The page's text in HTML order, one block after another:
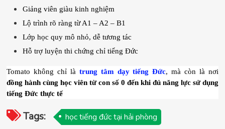
Giảng viên giàu kinh nghiệm
Lộ trình rõ ràng từ A1 – A2 – B1
Lớp học quy mô nhỏ, dễ tương tác
Hỗ trợ luyện thi chứng chỉ tiếng Đức
Tomato không chỉ là trung tâm dạy tiếng Đức
đồng hành cùng học viên từ con số 0 đến khi đủ năng lực sử dụng
tiếng Đức thực tế
Tags:
học tiếng đức tại hải phòng